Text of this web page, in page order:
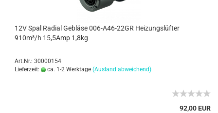
12V Spal Radial Gebläse 006-A46-22GR Heizungslüfter
910m³/h 15,5Amp 1,8kg
Art.Nr.: 30000154
Lieferzeit:
ca. 1-2 Werktage (Ausland abweichend)
92,00 EUR